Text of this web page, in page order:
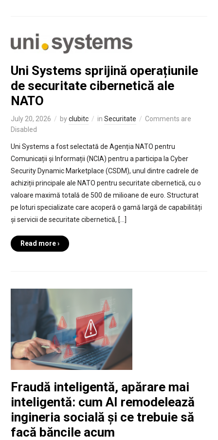
Uni Systems sprijină operațiunile
de securitate cibernetică ale
NATO
July 20, 2026 byclubitc in Securitate
Comments are
Disabled
Uni Systems a fost selectată de Agenția NATO pentru
Comunicații și Informații (NCIA) pentru a participa la Cyber
Security Dynamic Marketplace (CSDM), unul dintre cadrele de
achiziții principale ale NATO pentru securitate cibernetică, cu o
valoare maximă totală de 500 de milioane de euro. Structurat
pe loturi specializate care acoperă o gamă largă de capabilități
și servicii de securitate cibernetică, […]
Read more ›
Fraudă inteligentă, apărare mai
inteligentă: cum AI remodelează
ingineria socială și ce trebuie să
facă băncile acum